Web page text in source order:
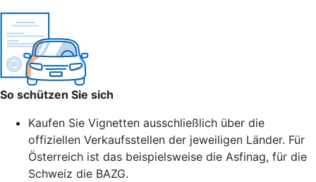
So schützen Sie sich
Kaufen Sie Vignetten ausschließlich über die
offiziellen Verkaufsstellen der jeweiligen Länder. Für
Österreich ist das beispielsweise die Asfinag, für die
Schweiz die BAZG.